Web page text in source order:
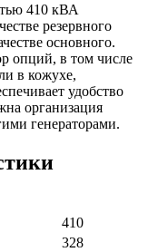
410 кВА
резервного
основного.
опций, в том числе
в кожухе,
удобство
организация
генераторами.
410
328